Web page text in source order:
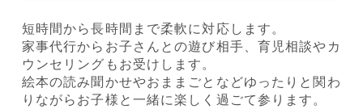
短時間から長時間まで柔軟に対応します。
家事代行からお子さんとの遊び相手、育児相談やカ
ウンセリングもお受けします。
絵本の読み聞かせやおままごとなどゆったりと関わ
りながらお子様と一緒に楽しく過ごて参ります。